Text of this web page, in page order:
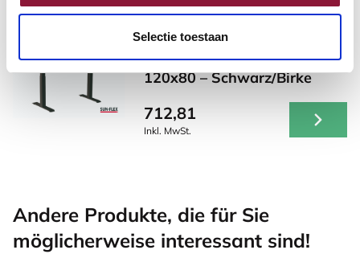
Selectie toestaan
SUN-FLEX® EASYDESK
ADAPT VI Schreibtisch
120x80 – Schwarz/Birke
712,81
Inkl. MwSt.
Andere Produkte, die für Sie
möglicherweise interessant sind!